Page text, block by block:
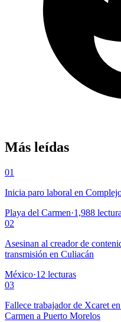
Más leídas
01
Inicia paro laboral en
Playa del Carmen·1,988
02
Asesinan al creador de
transmisión en Culiacán
México·12 lecturas
03
Fallece trabajador de Xcaret
Carmen a Puerto Morelos